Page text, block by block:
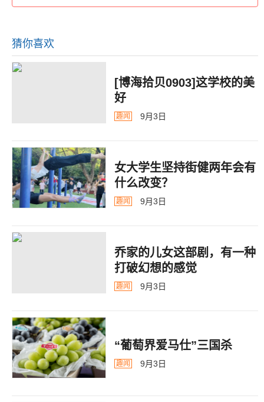
猜你喜欢
[博海拾贝0903]这学校的美
好
趣闻 9月3日
女大学生坚持街健两年会有
什么改变？
趣闻 9月3日
乔家的儿女这部剧，有一种
打破幻想的感觉
趣闻 9月3日
“葡萄界爱马仕”三国杀
趣闻 9月3日